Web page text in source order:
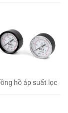
hồ áp suất lọc